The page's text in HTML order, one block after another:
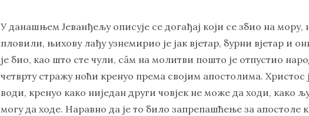
У данашњем Јеванђељу описује се догађај који се збио на мору,
пловили, њихову лађу узнемирио је јак вјетар, бурни вјетар и
је био, као што сте чули, сâм на молитви пошто је отпустио
четврту стражу ноћи кренуо према својим апостолима. Христос
води, кренуо како ниједан други човјек не може да ходи, како
могу да ходе. Наравно да је то било запрепашћење за апостоле